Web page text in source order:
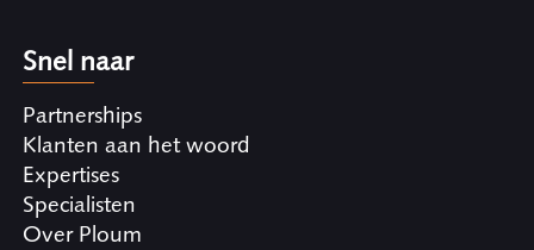
Snel naar
Partnerships
Klanten aan het woord
Expertises
Specialisten
Over Ploum